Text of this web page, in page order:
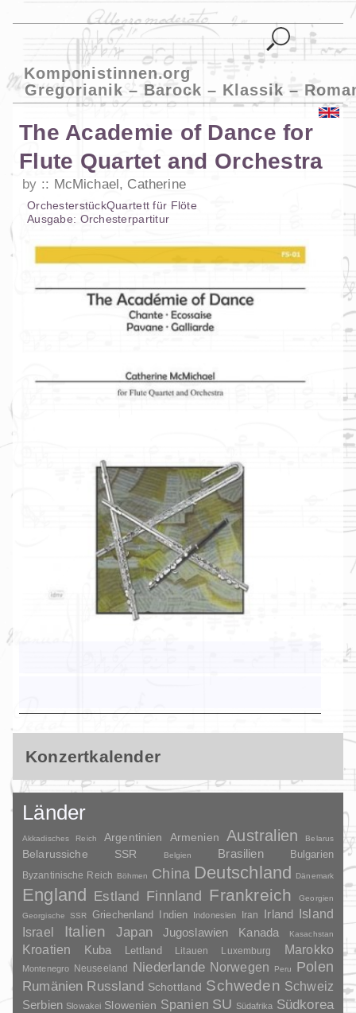
Komponistinnen.org
Gregorianik – Barock – Klassik –
The Academie of Dance for
Flute Quartet and Orchestra
by McMichael, Catherine
OrchesterstückQuartett für Flöte
Ausgabe: Orchesterpartitur
Konzertkalender
Länder
Akkadisches Reich Argentinien Armenien Australien Belarus
Belarussiche SSR Belgien Brasilien Bulgarien
Byzantinische Reich Böhmen China Deutschland Dänemark
England Estland Finnland Frankreich
Georgien
Georgische SSR
Griechenland Indien Indonesien Iran Irland
Island
Israel
Italien Japan Jugoslawien Kanada Kasachstan
Kroatien Kuba Lettland Litauen Luxemburg Marokko
Montenegro Neuseeland Niederlande Norwegen Peru
Polen
Rumänien Russland Schottland Schweden Schweiz
Serbien Slowakei Slowenien Spanien SU Südafrika Südkorea